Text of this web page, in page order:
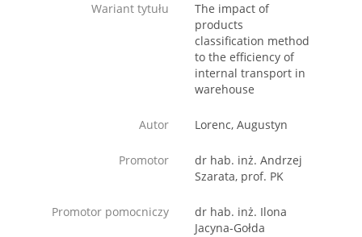
Wariant tytułu
The impact of
products
classification method
to the efficiency of
internal transport in
warehouse
Autor Lorenc, Augustyn
Promotor
dr hab. inż. Andrzej
Szarata, prof. PK
Promotor pomocniczy
dr hab. inż. Ilona
Jacyna-Gołda